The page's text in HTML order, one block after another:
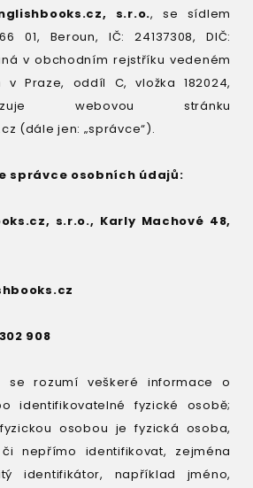
s.r.o., se sídlem
01, Beroun, IČ: 24137308, DIČ:
v obchodním rejstříku vedeném
v Praze, oddíl C, vložka 182024,
webovou stránku
(dále jen: „správce“).
správce osobních údajů:
s.r.o., Karly Machové 48,
908
se rozumí veškeré informace o
identifikovatelné fyzické osobě;
osobou je fyzická osoba,
nepřímo identifikovat, zejména
identifikátor, například jméno,